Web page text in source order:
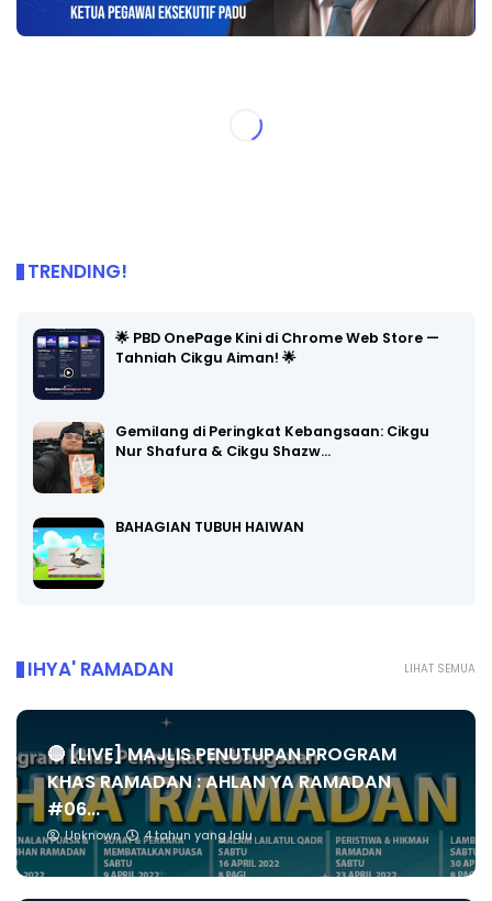
TRENDING!
🌟 PBD OnePage Kini di Chrome Web Store —
Tahniah Cikgu Aiman! 🌟
Gemilang di Peringkat Kebangsaan: Cikgu
Nur Shafura & Cikgu Shazw…
BAHAGIAN TUBUH HAIWAN
LIHAT SEMUA
IHYA' RAMADAN
🔴 [LIVE] MAJLIS PENUTUPAN PROGRAM
KHAS RAMADAN : AHLAN YA RAMADAN
#06...
Unknown 4 tahun yang lalu